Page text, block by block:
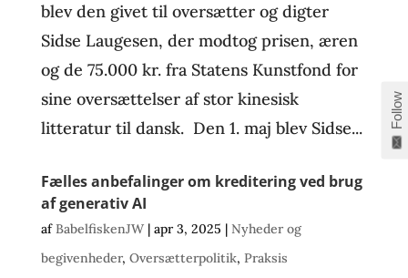
blev den givet til oversætter og digter
Sidse Laugesen, der modtog prisen, æren
og de 75.000 kr. fra Statens Kunstfond for
sine oversættelser af stor kinesisk
litteratur til dansk. Den 1. maj blev Sidse...
Fælles anbefalinger om kreditering ved brug
af generativ AI
afBabelfiskenJW| apr 3, 2025 | Nyheder og
begivenheder, Oversætterpolitik, Praksis
Follow